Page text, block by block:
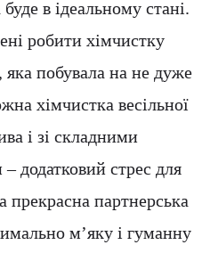
в ідеальному стані.
робити хімчистку
яка побувала на не дуже
хімчистка весільної
і зі складними
додатковий стрес для
прекрасна партнерська
м’яку і гуманну